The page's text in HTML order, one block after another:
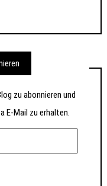
zu abonnieren und
E-Mail zu erhalten.